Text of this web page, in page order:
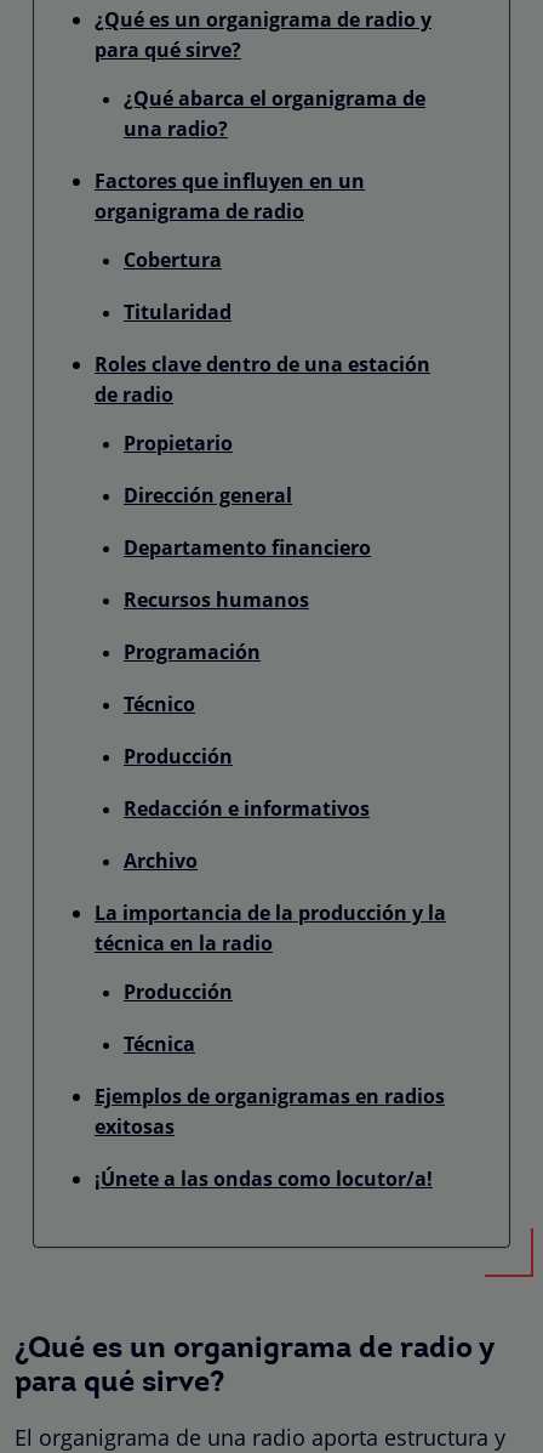
¿Qué es un organigrama de radio y
para qué sirve?
¿Qué abarca el organigrama de
una radio?
Factores que influyen en un
organigrama de radio
Cobertura
Titularidad
Roles clave dentro de una estación
de radio
Propietario
Dirección general
Departamento financiero
Recursos humanos
Programación
Técnico
Producción
Redacción e informativos
Archivo
La importancia de la producción y la
técnica en la radio
Producción
Técnica
Ejemplos de organigramas en radios
exitosas
¡Únete a las ondas como locutor/a!
¿Qué es un organigrama de radio y
para qué sirve?
El organigrama de una radio aporta estructura y